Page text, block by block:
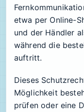
etwa per Online-
und der Händler
während die
auftritt.
Dieses
Möglichkeit
prüfen oder eine